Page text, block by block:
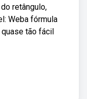
retângulo,
Weba fórmula
tão fácil